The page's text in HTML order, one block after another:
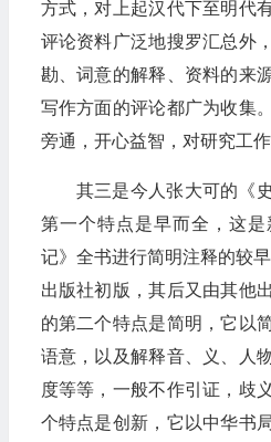
方式，对上起汉代下至明代
评论资料广泛地搜罗汇总外
勘、词意的解释、资料的来
写作方面的评论都广为收集
旁通，开心益智，对研究工
其三是今人张大可的《
第一个特点是早而全，这
记》全书进行简明注释的较
出版社初版，其后又由其他
的第二个特点是简明，它以
语意，以及解释音、义、人
度等等，一般不作引证，歧
个特点是创新，它以中华书